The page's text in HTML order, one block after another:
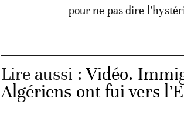
pour ne pas dire
Lire aussi :Vidéo.
Algériens ont fui vers